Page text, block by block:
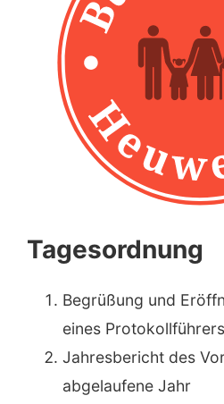
Tagesordnung
Begrüßung und
eines Protokollführers
Jahresbericht des
abgelaufene Jahr